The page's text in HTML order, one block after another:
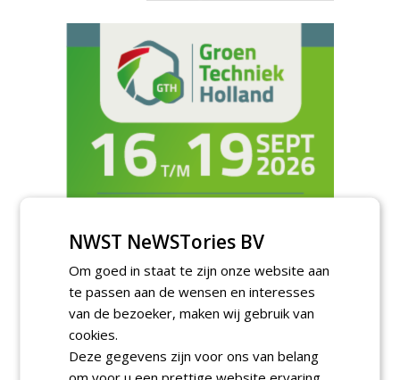
TENDERS
Gemeente Eindhoven gunt groot
onderhoud ''Stedelijk bos'' binnen de
bebouwingscontour houtkap aan
Boomrooierij Weijtmans.
donderdag 6 augustus 2026
NWST NeWSTories BV
Om goed in staat te zijn onze website aan
te passen aan de wensen en interesses
van de bezoeker, maken wij gebruik van
cookies.
Deze gegevens zijn voor ons van belang
om voor u een prettige website ervaring